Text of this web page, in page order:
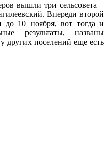
вышли три сельсовета –
Впереди второй
до 10 ноября, вот тогда и
результаты, названы
других поселений еще есть